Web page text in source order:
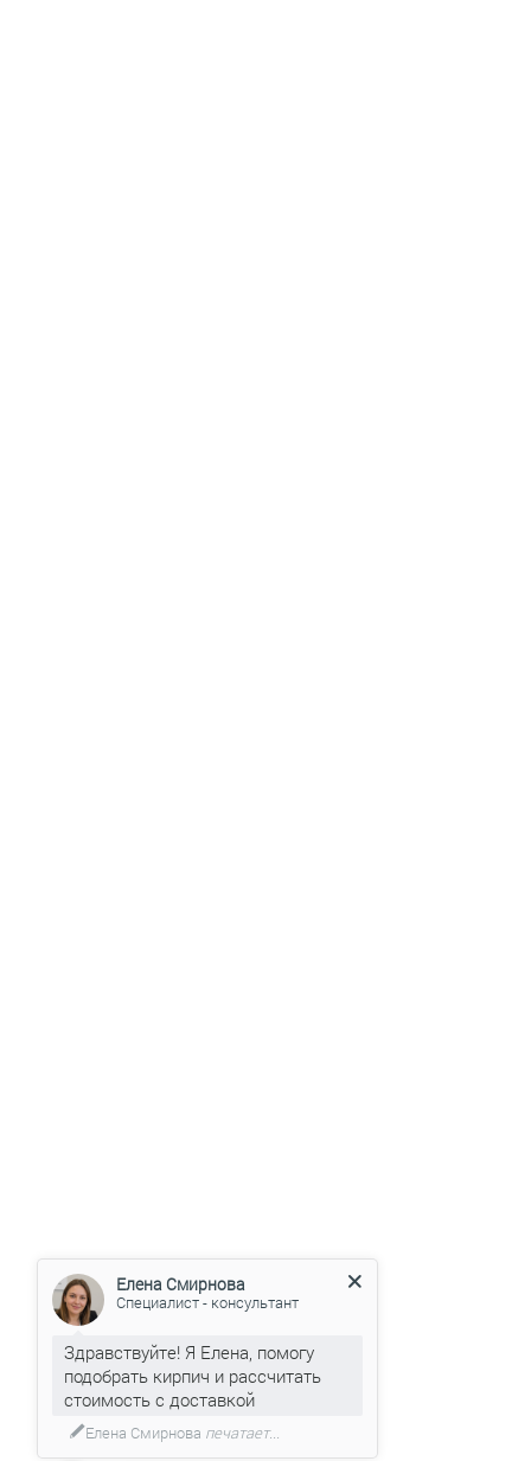
Елена Смирнова
Специалист - консультант
Здравствуйте! Я Елена, помогу
подобрать кирпич и рассчитать
стоимость с доставкой
Подсказать по вашему проекту?